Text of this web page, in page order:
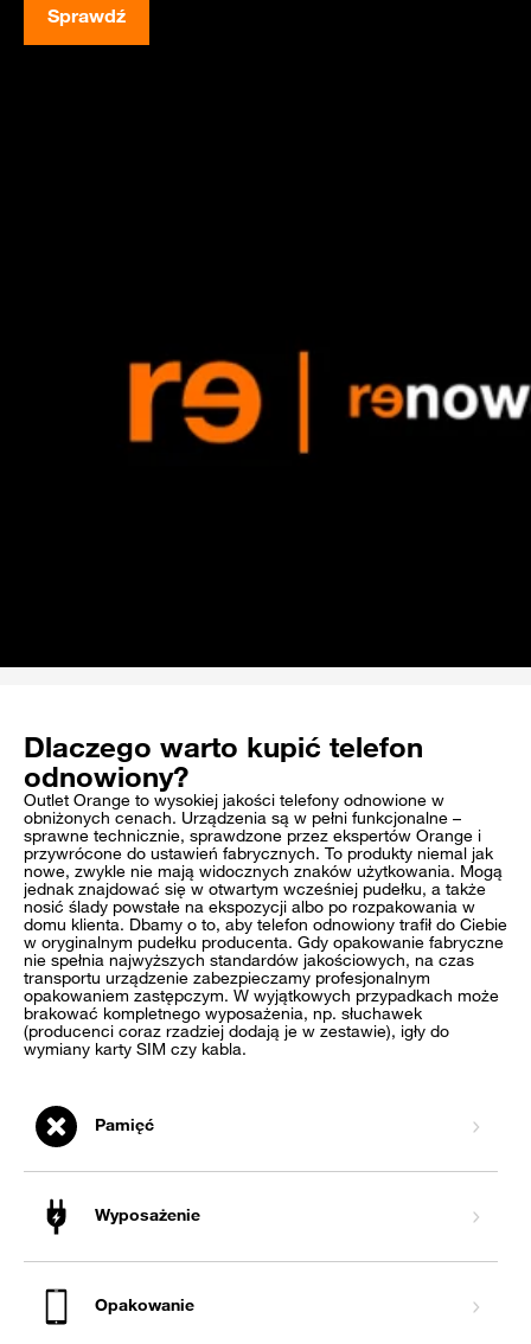
Sprawdź
Dlaczego warto kupić telefon
odnowiony?
Outlet Orange to wysokiej jakości telefony odnowione w
obniżonych cenach. Urządzenia są w pełni funkcjonalne –
sprawne technicznie, sprawdzone przez ekspertów Orange i
przywrócone do ustawień fabrycznych. To produkty niemal jak
nowe, zwykle nie mają widocznych znaków użytkowania. Mogą
jednak znajdować się w otwartym wcześniej pudełku, a także
nosić ślady powstałe na ekspozycji albo po rozpakowania w
domu klienta. Dbamy o to, aby telefon odnowiony trafił do Ciebie
w oryginalnym pudełku producenta. Gdy opakowanie fabryczne
nie spełnia najwyższych standardów jakościowych, na czas
transportu urządzenie zabezpieczamy profesjonalnym
opakowaniem zastępczym. W wyjątkowych przypadkach może
brakować kompletnego wyposażenia, np. słuchawek
(producenci coraz rzadziej dodają je w zestawie), igły do
wymiany karty SIM czy kabla.
Pamięć
Wyposażenie
Opakowanie